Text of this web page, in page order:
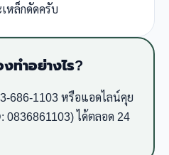
หล็กดัดครับ
ทำอย่างไร?
686-1103 หรือแอดไลน์คุย
0836861103) ได้ตลอด 24